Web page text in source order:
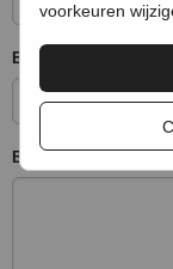
Email
Bericht
voorkeuren